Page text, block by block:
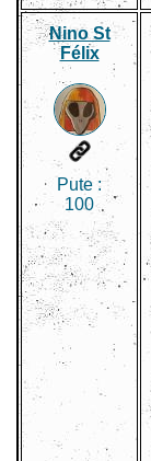
Nino St
Félix
Pute :
100